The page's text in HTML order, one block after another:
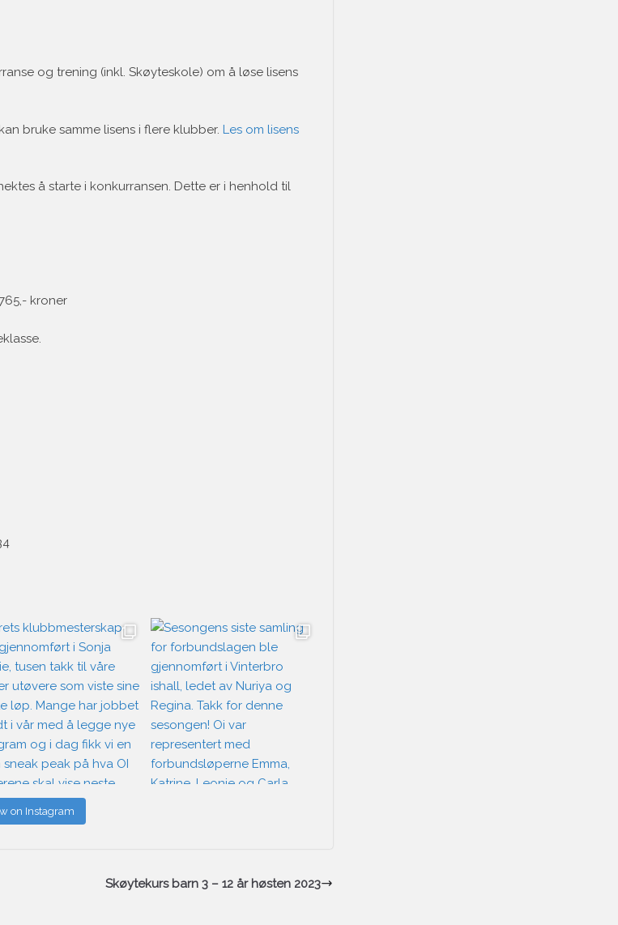
og trening (inkl. Skøyteskole) om å løse lisens
bruke samme lisens i flere klubber. Les om lisens
å starte i konkurransen. Dette er i henhold til
kroner
on Instagram
Skøytekurs barn 3 – 12 år høsten 2023